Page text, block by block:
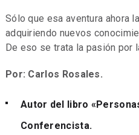
Sólo que esa aventura ahora
adquiriendo nuevos
De eso se trata la pasión por
Por: Carlos Rosales.
Autor del libro
Conferencista.